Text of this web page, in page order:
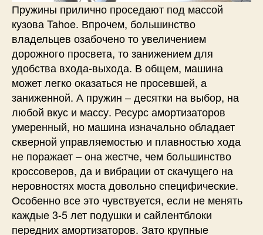
Пружины прилично проседают под массой
кузова Tahoe. Впрочем, большинство
владельцев озабочено то увеличением
дорожного просвета, то занижением для
удобства входа-выхода. В общем, машина
может легко оказаться не просевшей, а
заниженной. А пружин – десятки на выбор, на
любой вкус и массу. Ресурс амортизаторов
умеренный, но машина изначально обладает
скверной управляемостью и плавностью хода
не поражает – она жестче, чем большинство
кроссоверов, да и вибрации от скачущего на
неровностях моста довольно специфические.
Особенно все это чувствуется, если не менять
каждые 3-5 лет подушки и сайлентблоки
передних амортизаторов. Зато крупные